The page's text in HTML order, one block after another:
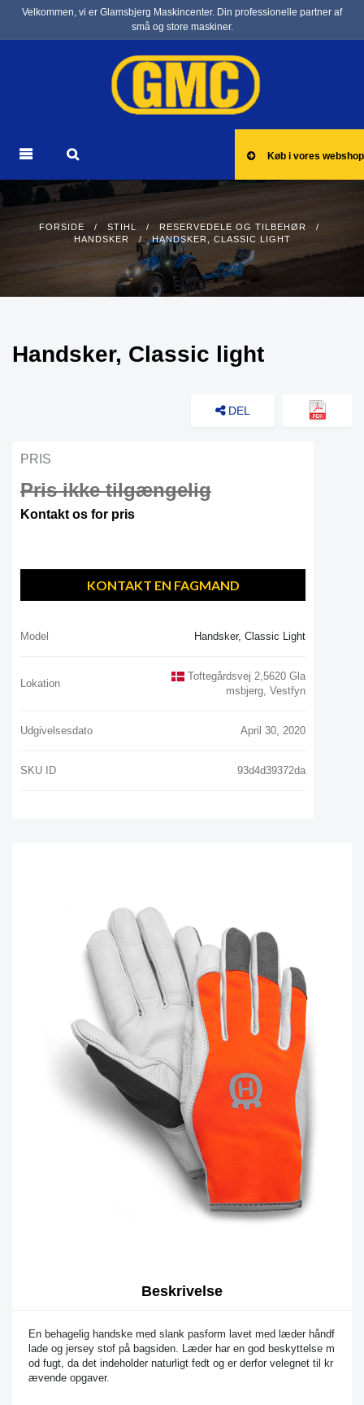
Velkommen, vi er Glamsbjerg Maskincenter. Din professionelle partner af
små og store maskiner.
Køb i vores webshop
FORSIDE / STIHL / RESERVEDELE OG TILBEHØR
/
HANDSKER
/ HANDSKER, CLASSIC LIGHT
Handsker, Classic light
DEL
PRIS
Pris ikke tilgængelig
Kontakt os for pris
KONTAKT EN FAGMAND
Model Handsker, Classic Light
Lokation
Toftegårdsvej 2,5620 Gla
Msbjerg, Vestfyn
Udgivelsesdato April 30, 2020
SKU ID 93d4d39372da
Beskrivelse
En behagelig handske med slank pasform lavet med læder håndf
lade og jersey stof på bagsiden. Læder har en god beskyttelse m
od fugt, da det indeholder naturligt fedt og er derfor velegnet til kr
ævende opgaver.